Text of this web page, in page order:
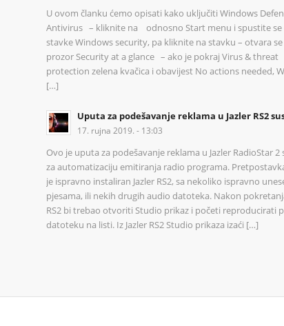
U ovom članku ćemo opisati kako uključiti Windows
Antivirus – kliknite na odnosno Start menu i spustite se
stavke Windows security, pa kliknite na stavku – otvara
prozor Security at a glance – ako je pokraj Virus & threat
protection zelena kvačica i obavijest No actions needed,
[…]
Uputa za podešavanje reklama u Jazler RS2
17. rujna 2019. - 13:03
Ovo je uputa za podešavanje reklama u Jazler RadioStar 2
za automatizaciju emitiranja radio programa.
je ispravno instaliran Jazler RS2, sa nekoliko ispravno
pjesama, ili nekih drugih audio datoteka. Nakon
RS2 bi trebao otvoriti Studio prikaz i početi reproducirati
datoteku na listi. Iz Jazler RS2 Studio prikaza izaći […]